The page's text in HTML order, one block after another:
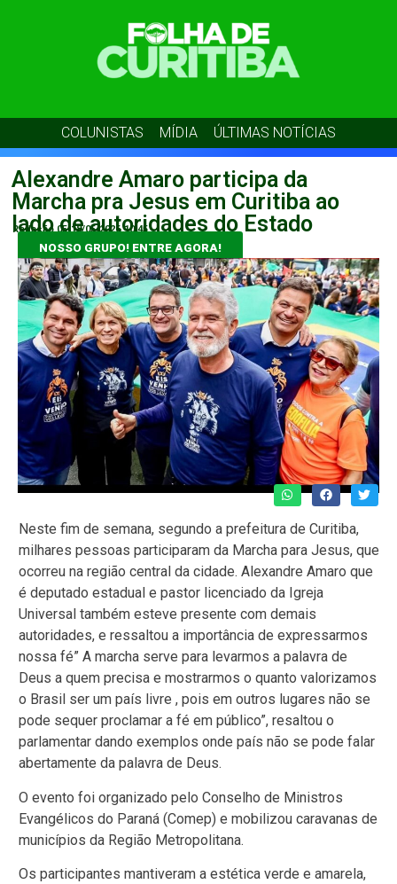
COLUNISTAS MÍDIA ÚLTIMAS NOTÍCIAS
Alexandre Amaro participa da
Marcha pra Jesus em Curitiba ao
lado de autoridades do Estado
Redação 05 18/05/2026 10:45
NOSSO GRUPO! ENTRE AGORA!
Neste fim de semana, segundo a prefeitura de Curitiba,
milhares pessoas participaram da Marcha para Jesus, que
ocorreu na região central da cidade. Alexandre Amaro que
é deputado estadual e pastor licenciado da Igreja
Universal também esteve presente com demais
autoridades, e ressaltou a importância de expressarmos
nossa fé” A marcha serve para levarmos a palavra de
Deus a quem precisa e mostrarmos o quanto valorizamos
o Brasil ser um país livre , pois em outros lugares não se
pode sequer proclamar a fé em público”, resaltou o
parlamentar dando exemplos onde país não se pode falar
abertamente da palavra de Deus.
O evento foi organizado pelo Conselho de Ministros
Evangélicos do Paraná (Comep) e mobilizou caravanas de
municípios da Região Metropolitana.
Os participantes mantiveram a estética verde e amarela,